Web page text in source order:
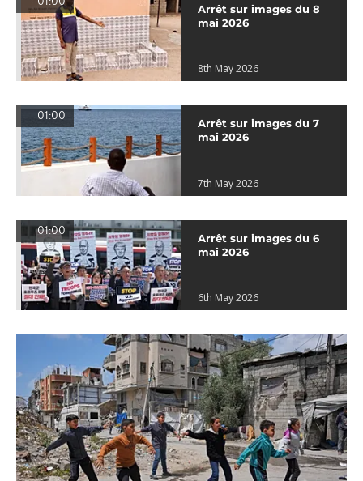
Arrêt sur images du 8
mai 2026
8th May 2026
01:00
Arrêt sur images du 7
mai 2026
7th May 2026
01:00
Arrêt sur images du 6
mai 2026
6th May 2026